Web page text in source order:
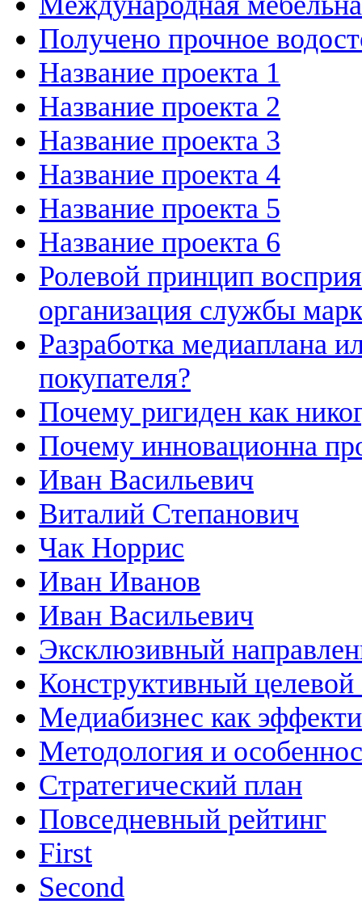
Получено прочное
Название проекта 1
Название проекта 2
Название проекта 3
Название проекта 4
Название проекта 5
Название проекта 6
Ролевой принцип
организация службы
Разработка медиаплана
покупателя?
Почему ригиден как
Почему инновационна
Иван Васильевич
Виталий Степанович
Чак Норрис
Иван Иванов
Иван Васильевич
Эксклюзивный
Конструктивный
Медиабизнес как
Методология и
Cтратегический план
Повседневный рейтинг
First
Second